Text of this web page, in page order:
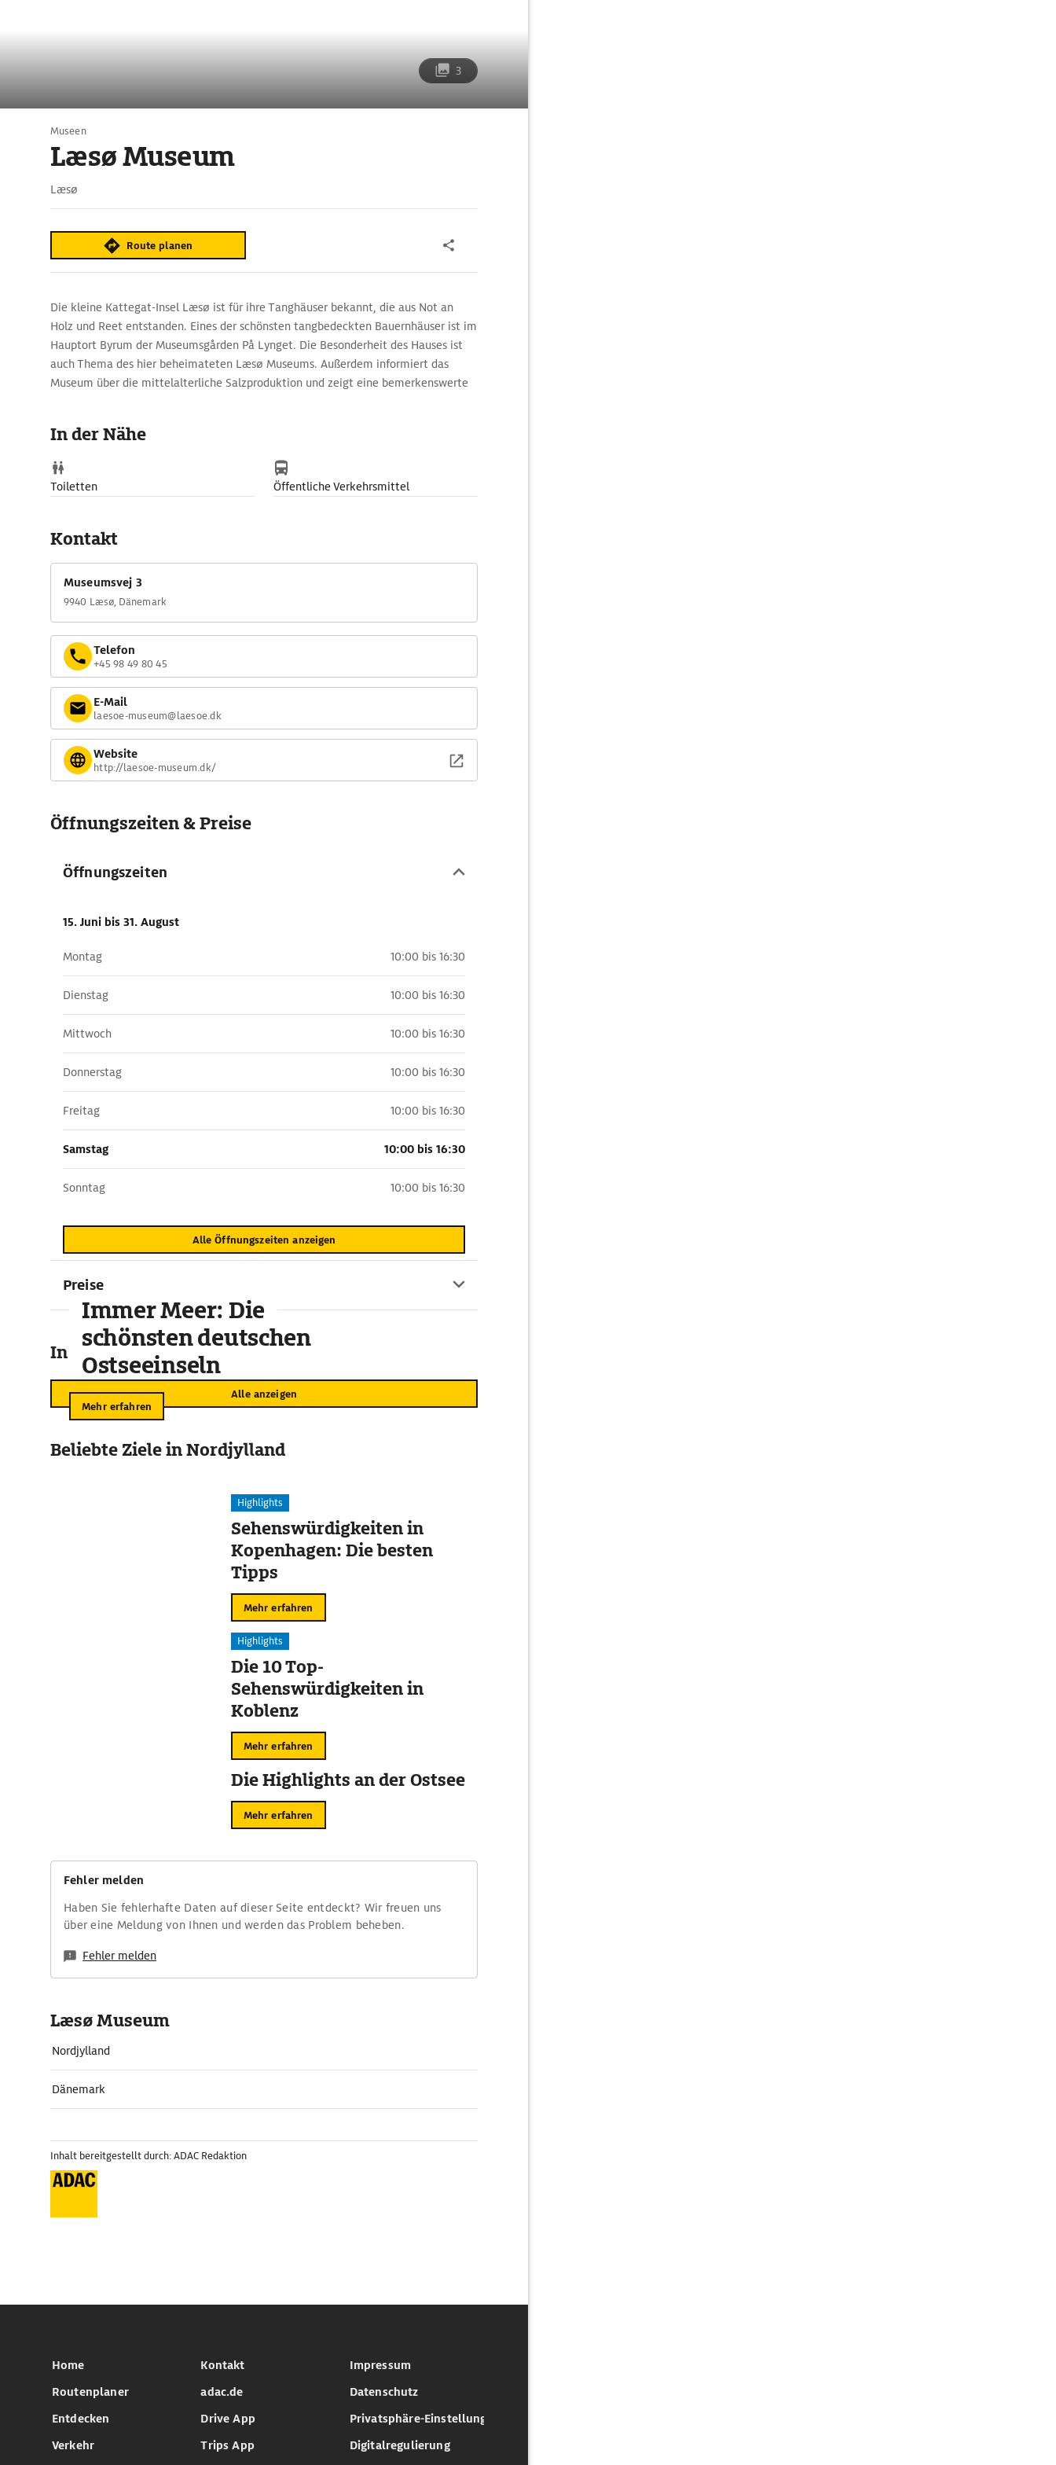
3
Museen
Læsø Museum
Læsø
Route planen
Die kleine Kattegat-Insel Læsø ist für ihre Tanghäuser bekannt, die aus Not an
Holz und Reet entstanden. Eines der schönsten tangbedeckten Bauernhäuser ist im
Hauptort Byrum der Museumsgården På Lynget. Die Besonderheit des Hauses ist
auch Thema des hier beheimateten Læsø Museums. Außerdem informiert das
Museum über die mittelalterliche Salzproduktion und zeigt eine bemerkenswerte
In der Nähe
Toiletten Öffentliche Verkehrsmittel
Kontakt
Museumsvej 3
9940 Læsø, Dänemark
Telefon
+45 98 49 80 45
E-Mail
laesoe-museum@laesoe.dk
Website
http://laesoe-museum.dk/
Öffnungszeiten & Preise
Öffnungszeiten
15. Juni bis 31. August
Montag 10:00 bis 16:30
Dienstag 10:00 bis 16:30
Mittwoch 10:00 bis 16:30
Donnerstag 10:00 bis 16:30
Freitag 10:00 bis 16:30
Samstag 10:00 bis 16:30
Sonntag 10:00 bis 16:30
Alle Öffnungszeiten anzeigen
Preise
In der Umgebung
Alle anzeigen
Immer Meer: Die
schönsten deutschen
Ostseeinseln
Mehr erfahren
Beliebte Ziele in Nordjylland
Highlights
Sehenswürdigkeiten in
Kopenhagen: Die besten
Tipps
Mehr erfahren
Highlights
Die 10 Top-
Sehenswürdigkeiten in
Koblenz
Mehr erfahren
Die Highlights an der Ostsee
Mehr erfahren
Fehler melden
Haben Sie fehlerhafte Daten auf dieser Seite entdeckt? Wir freuen uns
über eine Meldung von Ihnen und werden das Problem beheben.
Fehler melden
Læsø Museum
Nordjylland
Dänemark
Inhalt bereitgestellt durch: ADAC Redaktion
Home
Routenplaner
Entdecken
Verkehr
Kontakt
adac.de
Drive App
Trips App
Impressum
Datenschutz
Privatsphäre-Einstellungen
Digitalregulierung